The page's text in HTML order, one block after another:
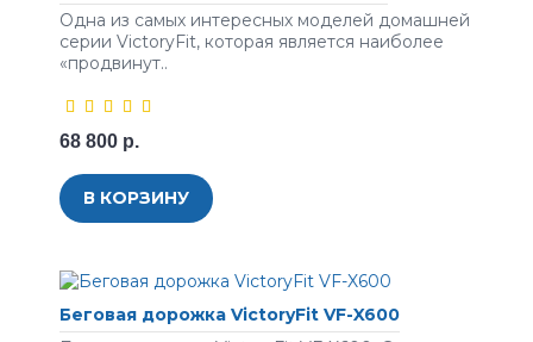
Одна из самых интересных моделей домашней
серии VictoryFit, которая является наиболее
«продвинут..
68 800 р.
В КОРЗИНУ
Беговая дорожка VictoryFit VF-X600